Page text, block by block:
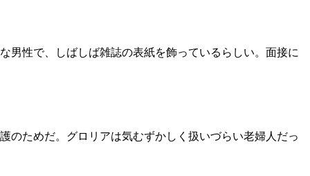
男性で、しばしば雑誌の表紙を飾っているらしい。面接に
のためだ。グロリアは気むずかしく扱いづらい老婦人だっ